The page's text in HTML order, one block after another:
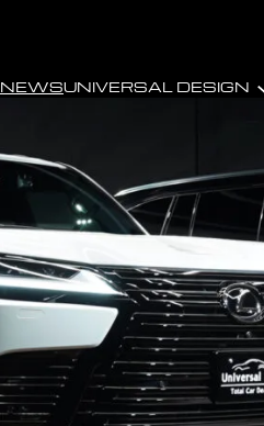
NEWSUNIVERSAL DESIGN